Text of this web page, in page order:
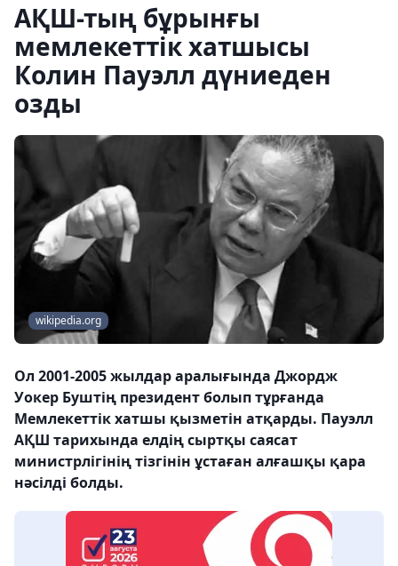
АҚШ-тың бұрынғы
мемлекеттік хатшысы
Колин Пауэлл дүниеден
озды
wikipedia.org
Ол 2001-2005 жылдар аралығында Джордж
Уокер Буштің президент болып тұрғанда
Мемлекеттік хатшы қызметін атқарды. Пауэлл
АҚШ тарихында елдің сыртқы саясат
министрлігінің тізгінін ұстаған алғашқы қара
нәсілді болды.